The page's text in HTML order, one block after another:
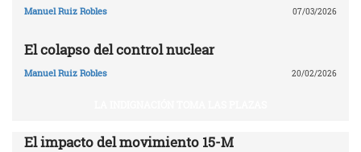
Manuel Ruiz Robles 07/03/2026
El colapso del control nuclear
Manuel Ruiz Robles 20/02/2026
El impacto del movimiento 15-M